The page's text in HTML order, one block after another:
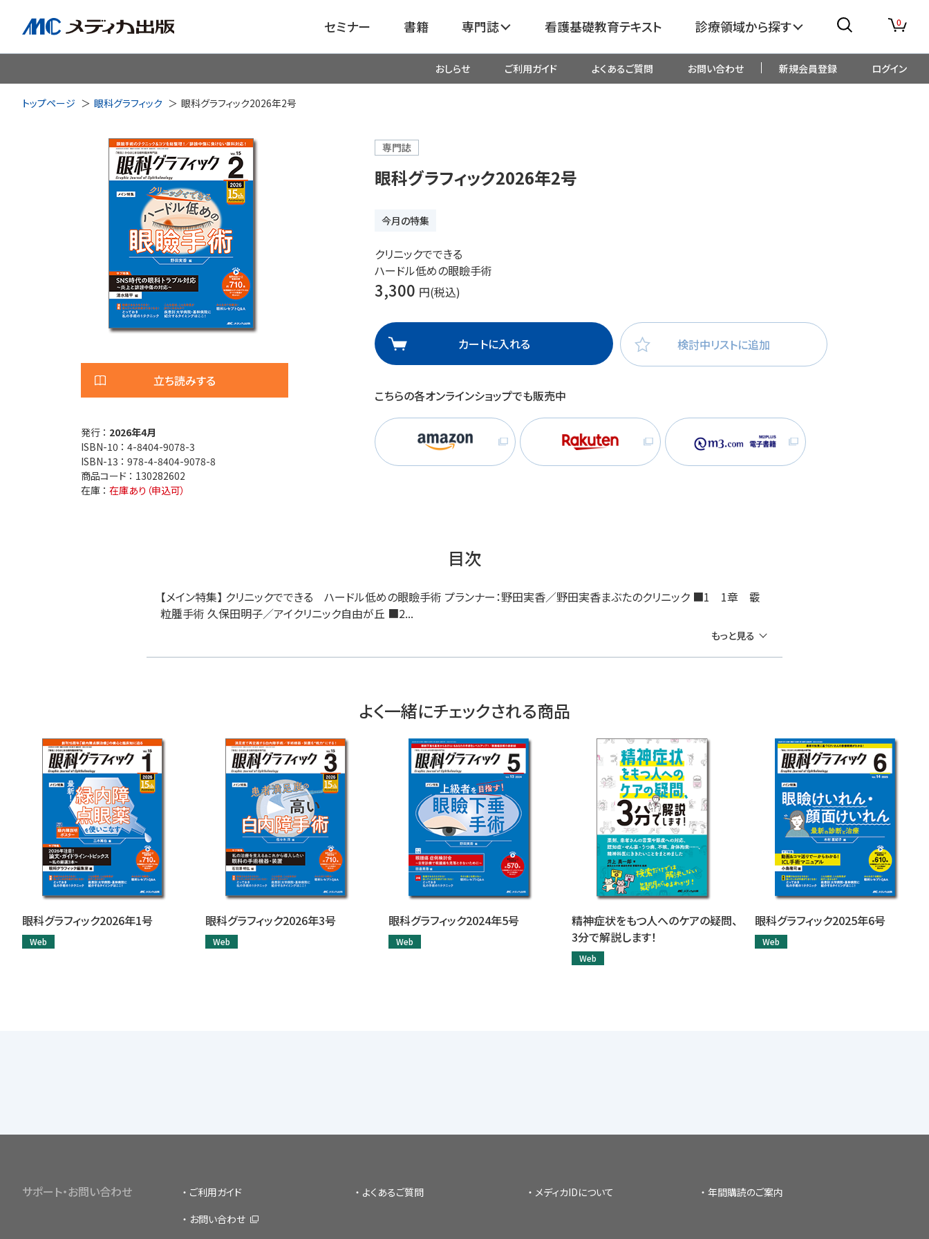
セミナー 書籍 専門誌
看護
医学
栄養
看護基礎教育テキスト 診療領域から探す
脳神経 循環器
透析・腎臓・血液浄化 がん
耳鼻咽喉科 産科・婦人科・周産期・助産
手術室・麻酔
感染管理・感染症
医療安全 在宅医療・看護 高齢者看護
退院調整・地域医療連携
0
おしらせ ご利用ガイド よくあるご質問 お問い合わせ 新規会員登録 ログイン
トップページ 眼科グラフィック 眼科グラフィック2026年2号
立ち読みする
発行 ： 2026年4月
ISBN-10 ： 4-8404-9078-3
ISBN-13 ： 978-4-8404-9078-8
商品コード ： 130282602
在庫 ： 在庫あり（申込可）
専門誌
眼科グラフィック2026年2号
今月の特集
クリニックでできる
ハードル低めの眼瞼手術
3,300 円(税込)
カートに入れる 検討中リストに追加
こちらの各オンラインショップでも販売中
目次
【メイン特集】 クリニックでできる ハードル低めの眼瞼手術 プランナー：野田実香／野田実香まぶたのクリニック ■1 1章 霰
粒腫手術 久保田明子／アイクリニック自由が丘 ■2...
もっと見る
よく一緒にチェックされる商品
眼科グラフィック2026年1号
Web
眼科グラフィック2026年3号
Web
眼科グラフィック2024年5号
Web
精神症状をもつ人へのケアの疑問、
3分で解説します！
Web
眼科グラフィック2025年6号
Web
サポート・お問い合わせ ご利用ガイド よくあるご質問 メディカIDについて
年間購読のご案内
お問い合わせ